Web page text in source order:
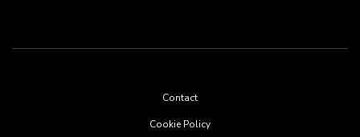
Contact
Cookie Policy